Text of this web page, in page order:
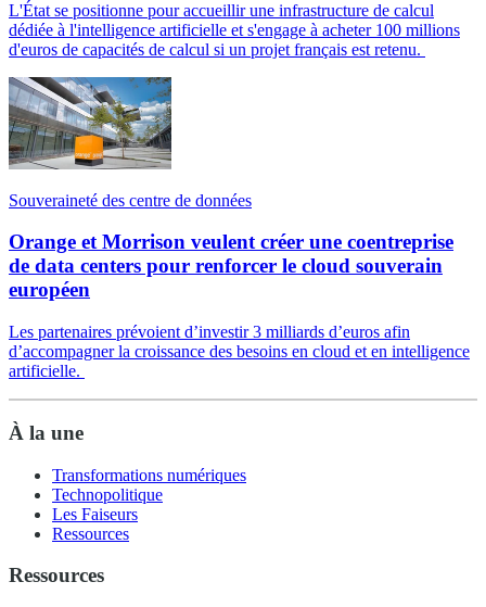
L'État se positionne pour accueillir une infrastructure de calcul
dédiée à l'intelligence artificielle et s'engage à acheter 100 millions
d'euros de capacités de calcul si un projet français est retenu.
Souveraineté des centre de données
Orange et Morrison veulent créer une coentreprise
de data centers pour renforcer le cloud souverain
européen
Les partenaires prévoient d’investir 3 milliards d’euros afin
d’accompagner la croissance des besoins en cloud et en intelligence
artificielle.
À la une
Transformations numériques
Technopolitique
Les Faiseurs
Ressources
Ressources